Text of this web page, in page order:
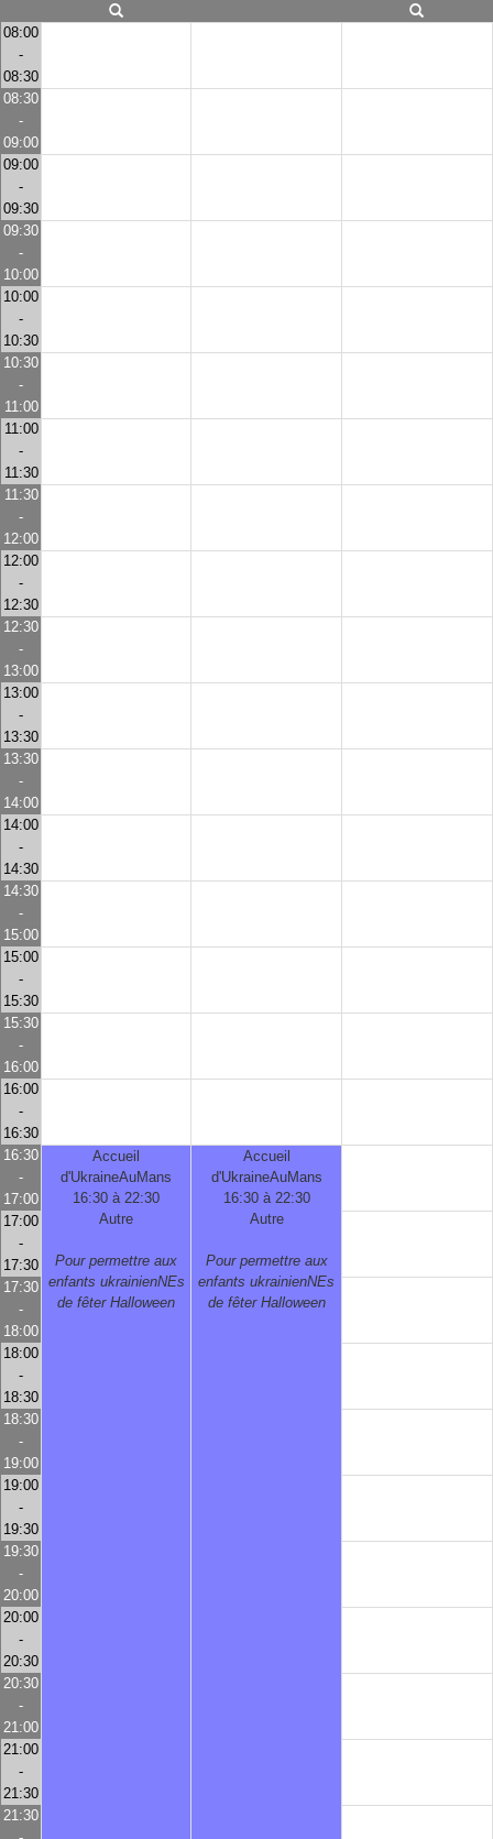
08:00
-
08:30
08:30
-
09:00
09:00
-
09:30
09:30
-
10:00
10:00
-
10:30
10:30
-
11:00
11:00
-
11:30
11:30
-
12:00
12:00
-
12:30
12:30
-
13:00
13:00
-
13:30
13:30
-
14:00
14:00
-
14:30
14:30
-
15:00
15:00
-
15:30
15:30
-
16:00
16:00
-
16:30
16:30
-
17:00
Accueil
d'UkraineAuMans
16:30 à 22:30
Autre
Pour permettre aux
enfants ukrainienNEs
de fêter Halloween
Accueil
d'UkraineAuMans
16:30 à 22:30
Autre
Pour permettre aux
enfants ukrainienNEs
de fêter Halloween
17:00
-
17:30
17:30
-
18:00
18:00
-
18:30
18:30
-
19:00
19:00
-
19:30
19:30
-
20:00
20:00
-
20:30
20:30
-
21:00
21:00
-
21:30
21:30